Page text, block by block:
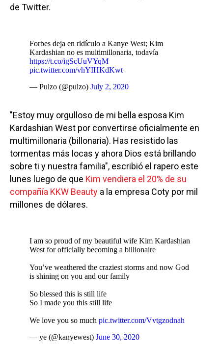
de Twitter.
Forbes deja en ridículo a Kanye West; Kim
Kardashian no es multimillonaria, todavía
https://t.co/igScUuVYqM
pic.twitter.com/vhYIHKdKwt
— Pulzo (@pulzo) July 2, 2020
"Estoy muy orgulloso de mi bella esposa Kim
Kardashian West por convertirse oficialmente en
multimillonaria (billonaria). Has resistido las
tormentas más locas y ahora Dios está brillando
sobre ti y nuestra familia", escribió el rapero este
lunes luego de que Kim vendiera el 20% de su
compañía KKW Beauty a la empresa Coty por mil
millones de dólares.
I am so proud of my beautiful wife Kim Kardashian
West for officially becoming a billionaire
You’ve weathered the craziest storms and now God
is shining on you and our family
So blessed this is still life
So I made you this still life
We love you so much pic.twitter.com/Vvtgzodnah
— ye (@kanyewest) June 30, 2020